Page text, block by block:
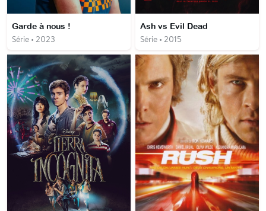
Garde à nous !
Série • 2023
Ash vs Evil Dead
Série • 2015